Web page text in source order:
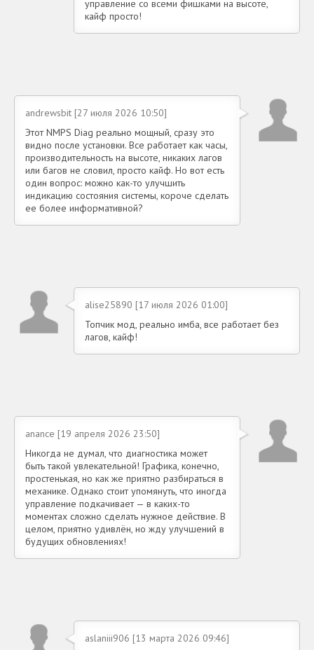
управление со всеми фишками на высоте,
кайф просто!
andrewsbit [27 июля 2026 10:50]
Этот NMPS Diag реально мощный, сразу это
видно после установки. Все работает как часы,
производительность на высоте, никаких лагов
или багов не словил, просто кайф. Но вот есть
один вопрос: можно как-то улучшить
индикацию состояния системы, короче сделать
ее более информативной?
alise25890 [17 июля 2026 01:00]
Топчик мод, реально имба, все работает без
лагов, кайф!
anance [19 апреля 2026 23:50]
Никогда не думал, что диагностика может
быть такой увлекательной! Графика, конечно,
простенькая, но как же приятно разбираться в
механике. Однако стоит упомянуть, что иногда
управление подкачивает — в каких-то
моментах сложно сделать нужное действие. В
целом, приятно удивлён, но жду улучшений в
будущих обновлениях!
aslaniii906 [13 марта 2026 09:46]